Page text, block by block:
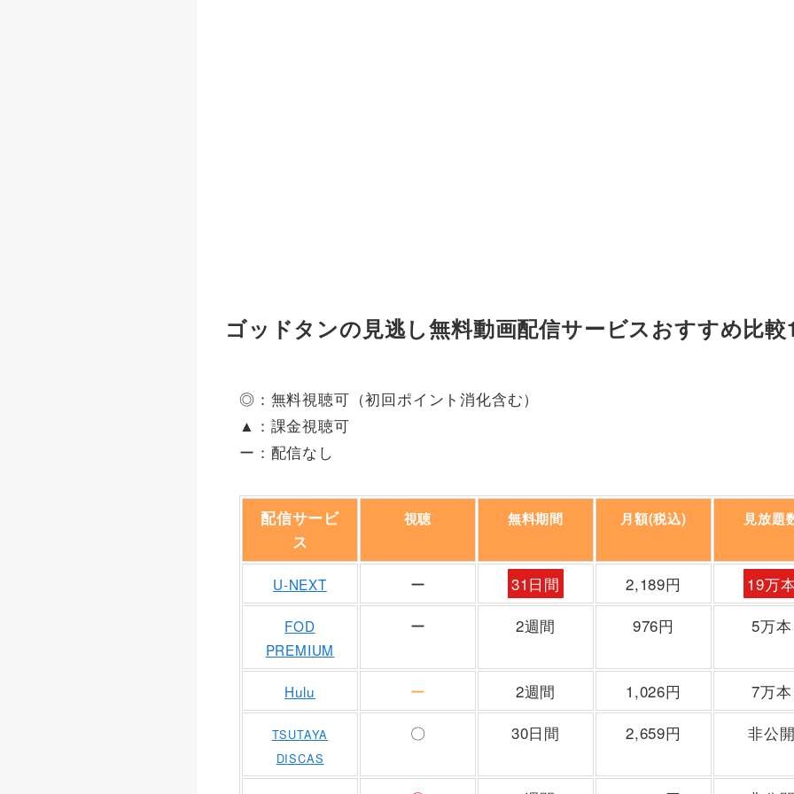
ゴッドタンの見逃し無料動画配信サービスおすすめ比較
◎：無料視聴可（初回ポイント消化含む）
▲：課金視聴可
ー：配信なし
配信サービ
ス
視聴 無料期間 月額(税込) 見放題
U-NEXT ー 31日間 2,189円 19万
FOD
PREMIUM
ー 2週間 976円 5万本
Hulu ー 2週間 1,026円 7万本
TSUTAYA
DISCAS
〇 30日間 2,659円 非公